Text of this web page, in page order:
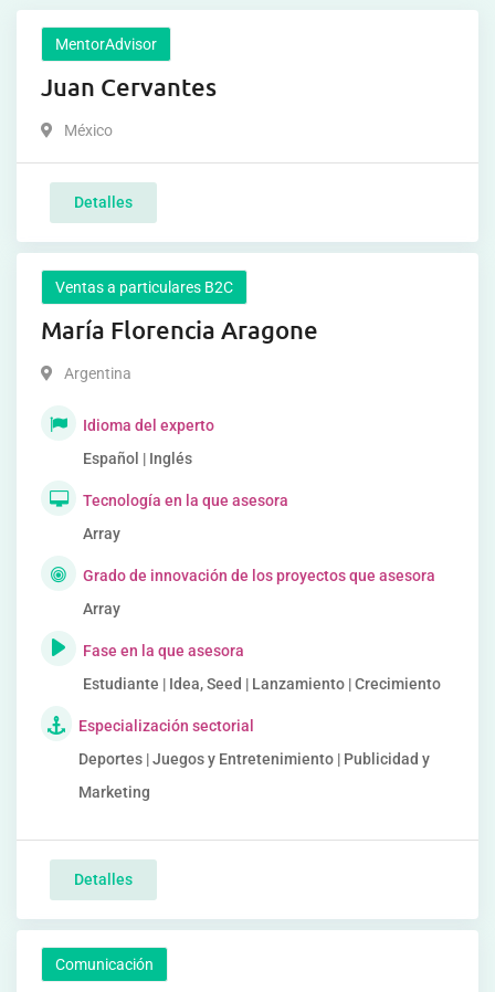
MentorAdvisor
Juan Cervantes
México
Detalles
Ventas a particulares B2C
María Florencia Aragone
Argentina
Idioma del experto
Español | Inglés
Tecnología en la que asesora
Array
Grado de innovación de los proyectos que asesora
Array
Fase en la que asesora
Estudiante | Idea, Seed | Lanzamiento | Crecimiento
Especialización sectorial
Deportes | Juegos y Entretenimiento | Publicidad y
Marketing
Detalles
Comunicación